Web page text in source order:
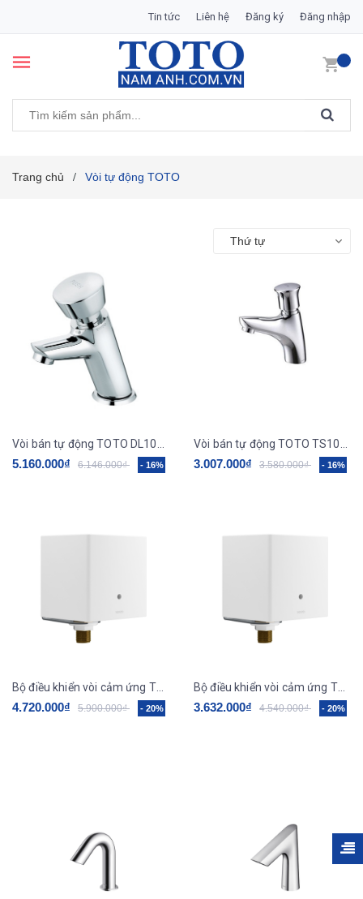
Tin tức Liên hệ Đăng ký Đăng nhập
Trang chủ / Vòi tự động TOTO
Thứ tự
5.160.000₫ 6.146.000₫ - 16% 3.007.000₫ 3.580.000₫ - 16%
Bộ điều khiển vòi cảm ứng TOTO, kèm dây cấp, van dừng TLE03502A1_TLN01102A
4.720.000₫ 5.900.000₫ - 20%
Bộ điều khiển vòi cảm ứng TOTO, kèm dây cấp, van dừng TLE01502A1_TLN01102A
3.632.000₫ 4.540.000₫ - 20%